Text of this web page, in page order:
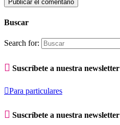
Buscar
Search for:
 Suscríbete a nuestra newsletter
Para particulares
 Suscríbete a nuestra newsletter